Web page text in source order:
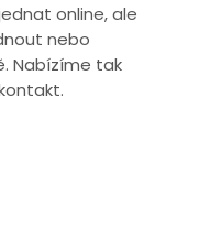
online, ale
nebo
Nabízíme tak